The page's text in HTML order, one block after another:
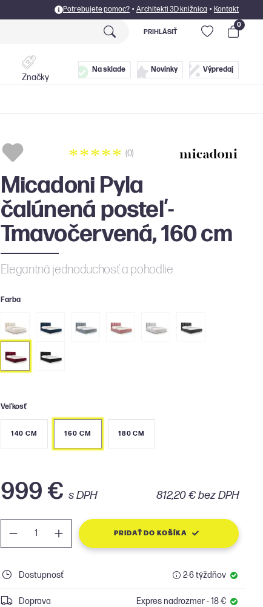
Potrebujete pomoc? • Architekti 3D knižnica • Kontakt
Doplnky Postele
PRIHLÁSIŤ
0
Značky
Na sklade Novinky Výpredaj
(0)
Micadoni Pyla
čalúnená posteľ -
Tmavočervená, 160 cm
Elegantná jednoduchosť a pohodlie
Farba
Veľkosť
140 CM 160 CM 180 CM
999 € s DPH 812,20 € bez DPH
PRIDAŤ DO KOŠÍKA
Dostupnosť 2-6 týždňov
Doprava Expres nadrozmer - 18 €